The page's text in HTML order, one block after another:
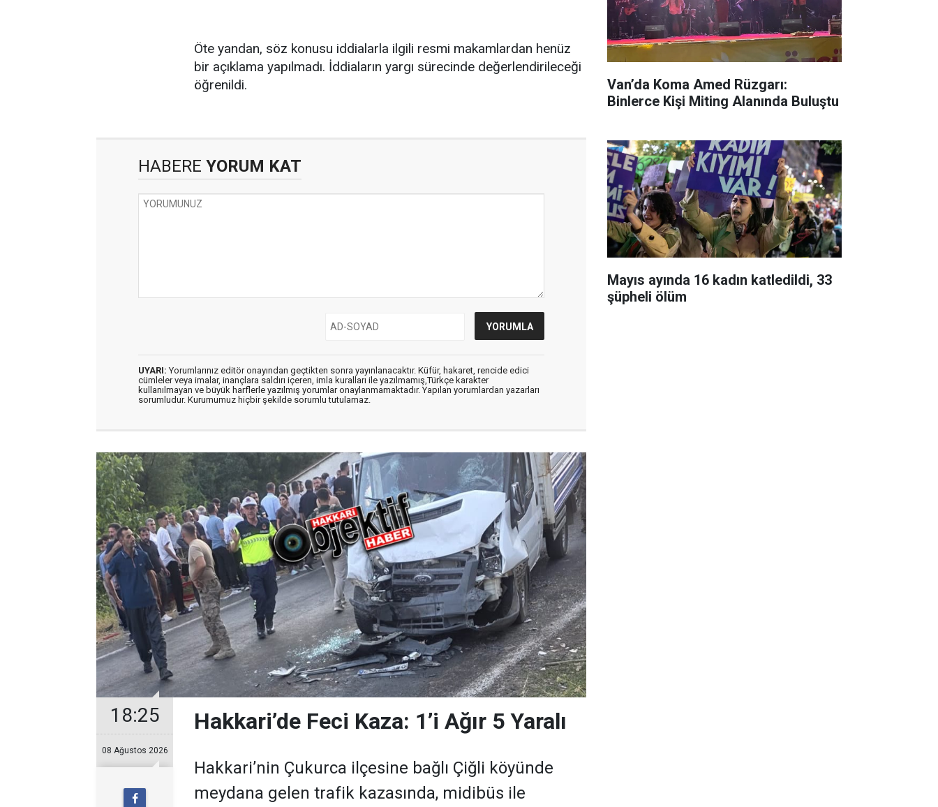
Öte yandan, söz konusu iddialarla ilgili resmi makamlardan henüz
bir açıklama yapılmadı. İddiaların yargı sürecinde değerlendirileceği
öğrenildi.
HABERE YORUM KAT
UYARI: Yorumlarınız editör onayından geçtikten sonra yayınlanacaktır. Küfür, hakaret, rencide edici
cümleler veya imalar, inançlara saldırı içeren, imla kuralları ile yazılmamış,Türkçe karakter
kullanılmayan ve büyük harflerle yazılmış yorumlar onaylanmamaktadır. Yapılan yorumlardan yazarları
sorumludur. Kurumumuz hiçbir şekilde sorumlu tutulamaz.
18:25
08 Ağustos 2026
Hakkari’de Feci Kaza: 1’i Ağır 5 Yaralı
Hakkari’nin Çukurca ilçesine bağlı Çiğli köyünde
meydana gelen trafik kazasında, midibüs ile
Van’da Koma Amed Rüzgarı:
Binlerce Kişi Miting Alanında Buluştu
Mayıs ayında 16 kadın katledildi, 33
şüpheli ölüm